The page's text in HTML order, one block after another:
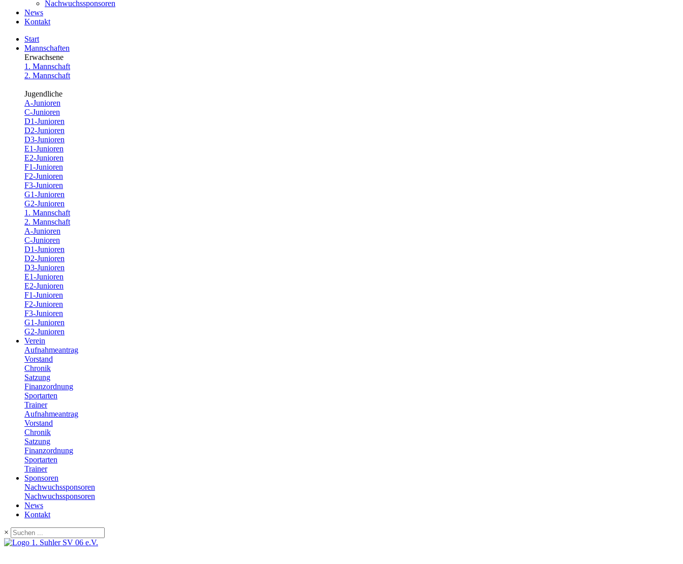
Nachwuchssponsoren
News
Kontakt
Start
Mannschaften
Erwachsene
1. Mannschaft
2. Mannschaft
Jugendliche
A-Junioren
C-Junioren
D1-Junioren
D2-Junioren
D3-Junioren
E1-Junioren
E2-Junioren
F1-Junioren
F2-Junioren
F3-Junioren
G1-Junioren
G2-Junioren
1. Mannschaft
2. Mannschaft
A-Junioren
C-Junioren
D1-Junioren
D2-Junioren
D3-Junioren
E1-Junioren
E2-Junioren
F1-Junioren
F2-Junioren
F3-Junioren
G1-Junioren
G2-Junioren
Verein
Aufnahmeantrag
Vorstand
Chronik
Satzung
Finanzordnung
Sportarten
Trainer
Aufnahmeantrag
Vorstand
Chronik
Satzung
Finanzordnung
Sportarten
Trainer
Sponsoren
Nachwuchssponsoren
Nachwuchssponsoren
News
Kontakt
×